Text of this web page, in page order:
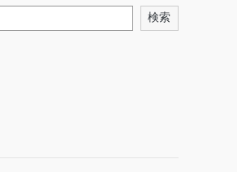
検索